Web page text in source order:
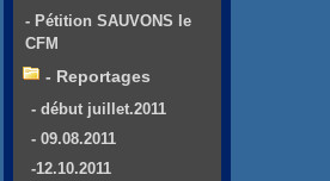
- Pétition SAUVONS le
CFM
- Reportages
- début juillet.2011
- 09.08.2011
-12.10.2011